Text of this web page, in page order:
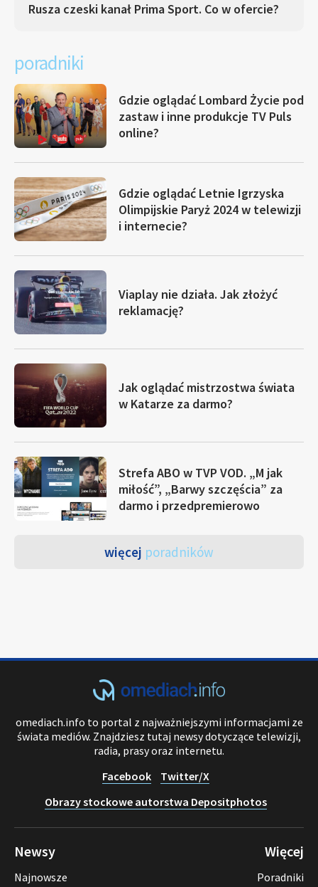
Rusza czeski kanał Prima Sport. Co w ofercie?
poradniki
Gdzie oglądać Lombard Życie pod
zastaw i inne produkcje TV Puls
online?
Gdzie oglądać Letnie Igrzyska
Olimpijskie Paryż 2024 w telewizji
i internecie?
Viaplay nie działa. Jak złożyć
reklamację?
Jak oglądać mistrzostwa świata
w Katarze za darmo?
Strefa ABO w TVP VOD. „M jak
miłość”, „Barwy szczęścia” za
darmo i przedpremierowo
więcej poradników
omediach.info to portal z najważniejszymi informacjami ze
świata mediów. Znajdziesz tutaj newsy dotyczące telewizji,
radia, prasy oraz internetu.
Facebook
Twitter/X
Obrazy stockowe autorstwa Depositphotos
Newsy
Najnowsze
Więcej
Poradniki